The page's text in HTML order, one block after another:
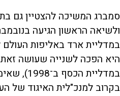
סמברג המשיכה להצטיין גם
במדליית ארד באליפות
היא הפכה לשנייה שעושה
במדליית
בקרוב למנכ"לית האיגוד של